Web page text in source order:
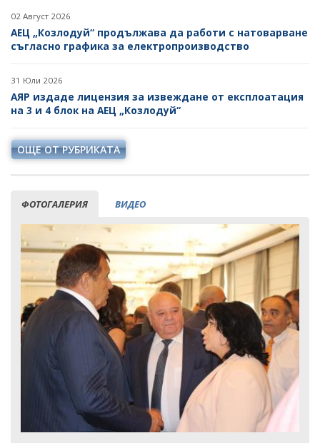
02 Август 2026
АЕЦ „Козлодуй“ продължава да работи с натоварване
съгласно графика за електропроизводство
31 Юли 2026
АЯР издаде лицензия за извеждане от експлоатация
на 3 и 4 блок на АЕЦ „Козлодуй“
ОЩЕ ОТ РУБРИКАТА
ФОТОГАЛЕРИЯ ВИДЕО